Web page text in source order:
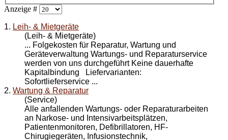
Anzeige #
1. Leih- & Mietgeräte
(Leih- & Mietgeräte)
... Folgekosten für Reparatur, Wartung und
Geräteverwaltung Wartungs- und Reparaturservice
werden von uns durchgeführt Keine dauerhafte
Kapitalbindung Liefervarianten:
Sofortlieferservice ...
2. Wartung & Reparatur
(Service)
Alle anfallenden Wartungs- oder Reparaturarbeiten
an Narkose- und Intensivarbeitsplätzen,
Patientenmonitoren, Defibrillatoren, HF-
Chirugiegeräten, Infusionstechnik,